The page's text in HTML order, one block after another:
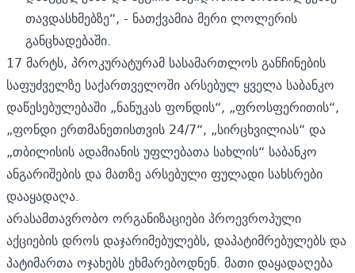
თავდასხმებზე“, - ნათქვამია მერი ლოლერის
განცხადებაში.
17 მარტს, პროკურატურამ სასამართლოს განჩინების
საფუძველზე საქართველოში არსებულ ყველა საბანკო
დაწესებულებაში „ნანუკას ფონდის“, „ფროსფერითის“,
„ფონდი ერთმანეთისთვის 24/7“, „სირცხვილიას“ და
„თბილისის ადამიანის უფლებათა სახლის“ საბანკო
ანგარიშების და მათზე არსებული ფულადი სახსრები
დააყადაღა.
არასამთავრობო ორგანიზაციები პროევროპული
აქციების დროს დაჯარიმებულებს, დაპატიმრებულებს და
პატიმართა ოჯახებს ეხმარებოდნენ. მათი დაყადაღება